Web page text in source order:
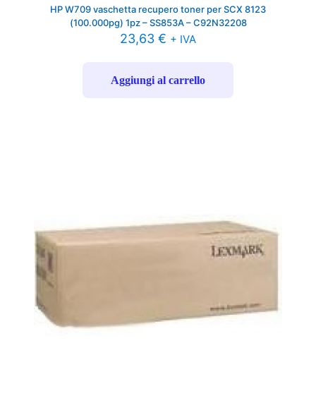
HP W709 vaschetta recupero toner per SCX 8123
(100.000pg) 1pz – SS853A – C92N32208
23,63 € + IVA
Aggiungi al carrello